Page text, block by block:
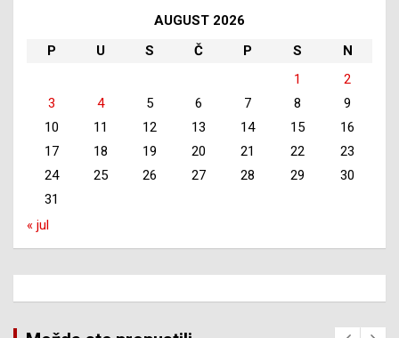
AUGUST 2026
P
U S Č P S
N
1
2
3
4 5 6 7 8
9
10
11 12 13 14 15
16
17
18 19 20 21 22
23
24
25 26 27 28 29
30
31
« jul